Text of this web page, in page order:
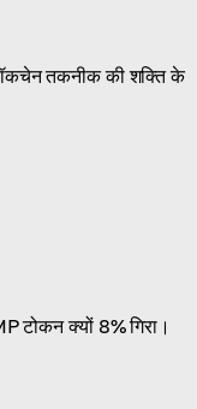
तकनीक की शक्ति के
टोकन क्यों 8% गिरा।